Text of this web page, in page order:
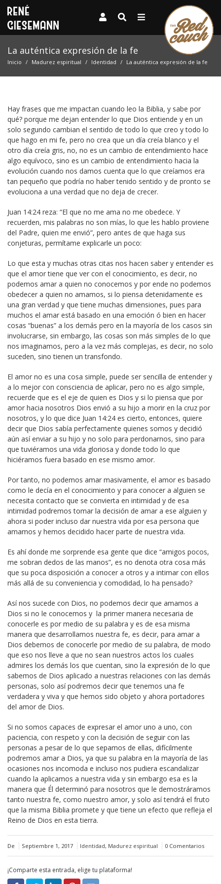
La auténtica expresión de la fe
Inicio Madurez espiritual Identidad La auténtica expresión de la fe
Hay frases que me impactan cuando leo la Biblia, y sabe por
qué? porque me dejan entender lo que Dios entiende y en un
solo segundo cambian el sentido de todo lo que creo y todo lo
que hago en mi fe, pero no crea que un día creía blanco y el
otro día creía gris, no, no es un cambio de entendimiento hace
algo equívoco, sino es un cambio de entendimiento hacia la
evolución cuando nos damos cuenta que lo que creíamos era
tan pequeño que podría no haber tenido sentido y de pronto se
evoluciona a una verdad que no deja de crecer.
Juan 14:24 reza: “El que no me ama no me obedece. Y
recuerden, mis palabras no son mías, lo que les hablo proviene
del Padre, quien me envió”, pero antes de que haga sus
conjeturas, permítame explicarle un poco:
Lo que esta y muchas otras citas nos hacen saber y entender es
que el amor tiene que ver con el conocimiento, es decir, no
podemos amar a quien no conocemos y por ende no podemos
obedecer a quien no amamos, si lo piensa detenidamente es
una gran verdad y que tiene muchas dimensiones, pues para
muchos el amar está basado en una emoción ó bien en hacer
cosas “buenas” a los demás pero en la mayoría de los casos sin
involucrarse, sin embargo, las cosas son más simples de lo que
nos imaginamos, pero a la vez más complejas, es decir, no solo
suceden, sino tienen un transfondo.
El amor no es una cosa simple, puede ser sencilla de entender y
a lo mejor con consciencia de aplicar, pero no es algo simple,
recuerde que es el eje de quien es Dios y si lo piensa que por
amor hacia nosotros Dios envió a su hijo a morir en la cruz por
nosotros, y lo que dice Juan 14:24 es cierto, entonces, quiere
decir que Dios sabía perfectamente quienes somos y decidió
aún así enviar a su hijo y no solo para perdonarnos, sino para
que tuviéramos una vida gloriosa y donde todo lo que
hiciéramos fuera basado en ese mismo amor.
Por tanto, no podemos amar masivamente, el amor es basado
como le decía en el conocimiento y para conocer a alguien se
necesita contacto que se convierta en intimidad y de esa
intimidad podremos tomar la decisión de amar a ese alguien y
ahora si poder incluso dar nuestra vida por esa persona que
amamos y hemos decidido hacer parte de nuestra vida.
Es ahí donde me sorprende esa gente que dice “amigos pocos,
me sobran dedos de las manos”, es no denota otra cosa más
que su poca disposición a conocer a otros y a intimar con ellos
más allá de su conveniencia y comodidad, lo ha pensado?
Así nos sucede con Dios, no podemos decir que amamos a
Dios si no le conocemos y la primer manera necesaria de
conocerle es por medio de su palabra y es de esa misma
manera que desarrollamos nuestra fe, es decir, para amar a
Dios debemos de conocerle por medio de su palabra, de modo
que eso nos lleve a que no sean nuestros actos los cuales
admires los demás los que cuentan, sino la expresión de lo que
sabemos de Dios aplicado a nuestras relaciones con las demás
personas, solo así podremos decir que tenemos una fe
verdadera y viva y que hemos sido objeto y ahora portadores
del amor de Dios.
Si no somos capaces de expresar el amor uno a uno, con
paciencia, con respeto y con la decisión de seguir con las
personas a pesar de lo que sepamos de ellas, difícilmente
podremos amar a Dios, ya que su palabra en la mayoría de las
ocasiones nos incomoda e incluso nos pudiera escandalizar
cuando la aplicamos a nuestra vida y sin embargo esa es la
manera que Él determinó para nosotros que le demostráramos
tanto nuestra fe, como nuestro amor, y solo así tendrá el fruto
que la misma Biblia promete y que tiene un efecto que refleja el
Reino de Dios en esta tierra.
De Septiembre 1, 2017 Identidad, Madurez espiritual 0 Comentarios
¡Comparte esta entrada, elige tu plataforma!